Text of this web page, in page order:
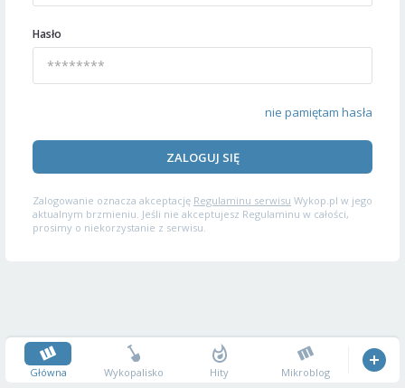
Hasło
nie pamiętam hasła
ZALOGUJ SIĘ
Zalogowanie oznacza akceptację Regulaminu serwisu Wykop.pl w jego
aktualnym brzmieniu. Jeśli nie akceptujesz Regulaminu w całości,
prosimy o niekorzystanie z serwisu.
Główna Wykopalisko Hity Mikroblog